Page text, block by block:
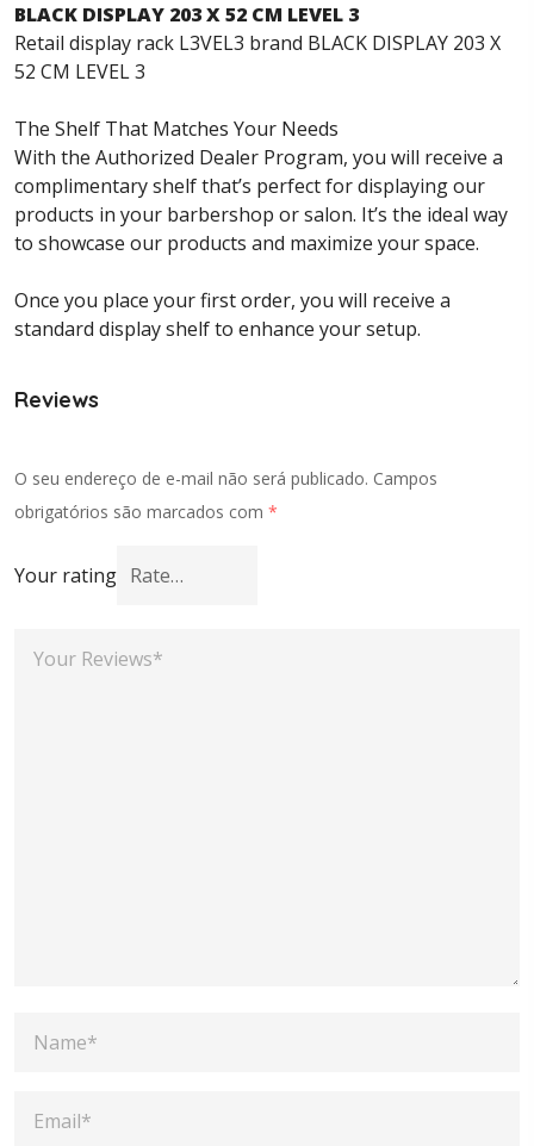
BLACK DISPLAY 203 X 52 CM LEVEL 3
Retail display rack L3VEL3 brand BLACK DISPLAY 203 X
52 CM LEVEL 3
The Shelf That Matches Your Needs
With the Authorized Dealer Program, you will receive a
complimentary shelf that’s perfect for displaying our
products in your barbershop or salon. It’s the ideal way
to showcase our products and maximize your space.
Once you place your first order, you will receive a
standard display shelf to enhance your setup.
Reviews
O seu endereço de e-mail não será publicado. Campos
obrigatórios são marcados com *
Your rating